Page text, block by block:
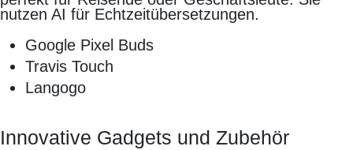
nutzen AI für Echtzeitübersetzungen.
Google Pixel Buds
Travis Touch
Langogo
Innovative Gadgets und Zubehör